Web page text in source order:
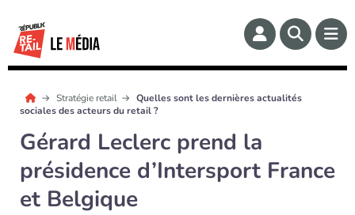
Stratégie retail
Quelles sont les dernières actualités
sociales des acteurs du retail ?
Gérard Leclerc prend la
présidence d’Intersport France
et Belgique